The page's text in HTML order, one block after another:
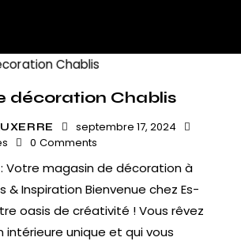
décoration Chablis
septembre 17, 2024
0 Comments
Votre magasin de décoration à
& Inspiration Bienvenue chez Es-
oasis de créativité ! Vous rêvez
unique et qui vous